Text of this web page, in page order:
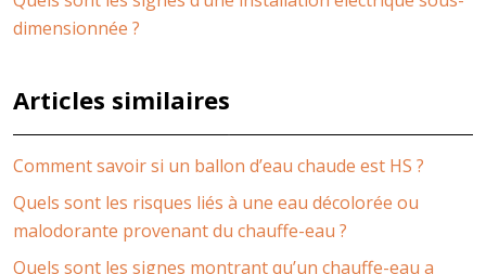
dimensionnée ?
Articles similaires
Comment savoir si un ballon d’eau chaude est HS ?
Quels sont les risques liés à une eau décolorée ou
malodorante provenant du chauffe-eau ?
Quels sont les signes montrant qu’un chauffe-eau a